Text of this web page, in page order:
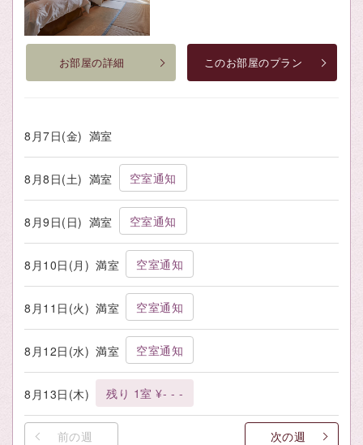
お部屋の詳細 このお部屋のプラン
8月7日(金) 満室
8月8日(土) 満室 空室通知
8月9日(日) 満室 空室通知
8月10日(月) 満室 空室通知
8月11日(火) 満室 空室通知
8月12日(水) 満室 空室通知
8月13日(木) 残り 1室 ¥- - -
前の週 次の週